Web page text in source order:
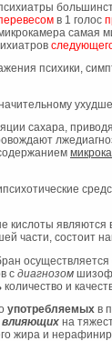
в 1 голос
самая
психики,
сахара,
являются
части, состоит
с диагнозом
количество и
употребляемых в
влияющих на
жира и